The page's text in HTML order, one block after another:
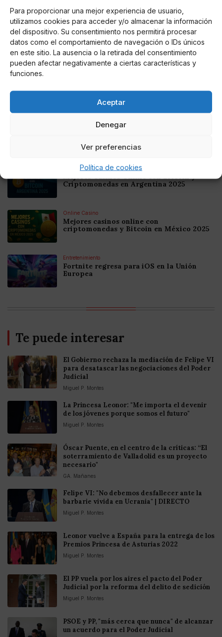
Para proporcionar una mejor experiencia de usuario,
utilizamos cookies para acceder y/o almacenar la información
del dispositivo. Su consentimiento nos permitirá procesar
datos como el comportamiento de navegación o IDs únicos
en este sitio. La ausencia o la retirada del consentimiento
pueden afectar negativamente a ciertas características y
funciones.
Aceptar
Denegar
Ver preferencias
Política de cookies
AUTOR
Guillermo Velasco
Noticias relacionadas
Online Casino
Mejores Cripto Casinos Online en
Online Casino
Criptomonedas en Argentina 2025
Online Casino
Mejores casinos online con
criptomonedas y Bitcoin en México 2025
Entretenimiento
Fortnite regresa para iOS en la Unión
Europea
Te puede interesar
El Gobierno rechaza la mediación de Felipe VI
para desatascar las negociaciones del Poder
Judicial
Miguel P. Montes
La Princesa Leonor: "Me importa el devenir
de los jóvenes porque somos el futuro"
Miguel P. Montes
Óscar Puente, en el centro de la críticas: “El
soterramiento de Valladolid es un proyecto
necesario"
GA. Mañanes
Felipe VI: "No debemos desfallecer ante la
barbarie vivida en Ucrania" | DIRECTO
Miguel P. Montes
Leonor vuelve a España para la entrega de los
Premios Princesa de Asturias 2022
Miguel P. Montes
El PP vuela por los aires el pacto del Poder
Judicial por la reforma del delito de sedición
Miguel P. Montes
PSOE y PP, "más cerca que nunca" de alcanzar
un acuerdo para el Poder Judicial